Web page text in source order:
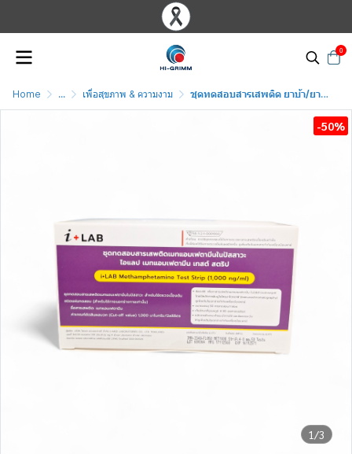
0
Home ... เพื่อสุขภาพ & ความงาม ชุดทดสอบสารเสพติด ยาบ้า/ยาไอซ์ i+LAB ชนิดจุ่ม/ หยด
1/3
-50%